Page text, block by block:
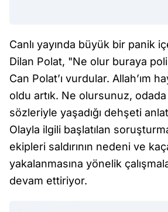
Canlı yayında büyük bir panik
Dilan Polat, "Ne olur buraya
Can Polat’ı vurdular. Allah’ım
oldu artık. Ne olursunuz,
sözleriyle yaşadığı dehşeti
Olayla ilgili başlatılan
ekipleri saldırının nedeni ve
yakalanmasına yönelik
devam ettiriyor.